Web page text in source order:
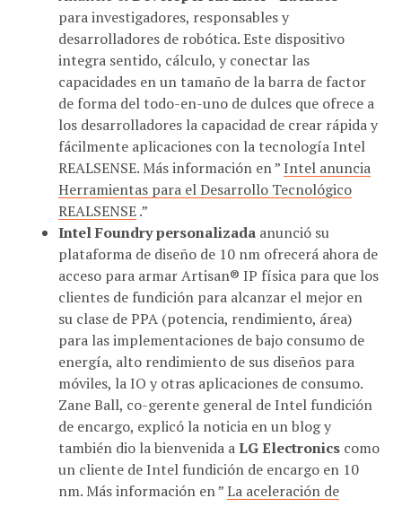
para investigadores, responsables y
desarrolladores de robótica. Este dispositivo
integra sentido, cálculo, y conectar las
capacidades en un tamaño de la barra de factor
de forma del todo-en-uno de dulces que ofrece a
los desarrolladores la capacidad de crear rápida y
fácilmente aplicaciones con la tecnología Intel
REALSENSE. Más información en ”Intel anuncia
Herramientas para el Desarrollo Tecnológico
REALSENSE.”
Intel Foundry personalizada anunció su
plataforma de diseño de 10 nm ofrecerá ahora de
acceso para armar Artisan® IP física para que los
clientes de fundición para alcanzar el mejor en
su clase de PPA (potencia, rendimiento, área)
para las implementaciones de bajo consumo de
energía, alto rendimiento de sus diseños para
móviles, la IO y otras aplicaciones de consumo.
Zane Ball, co-gerente general de Intel fundición
de encargo, explicó la noticia en un blog y
también dio la bienvenida aLG Electronics como
un cliente de Intel fundición de encargo en 10
nm. Más información en ”La aceleración de